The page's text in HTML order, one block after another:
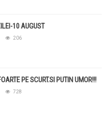
10 AUGUST
206
PE SCURT.SI PUTIN UMOR!!!
728